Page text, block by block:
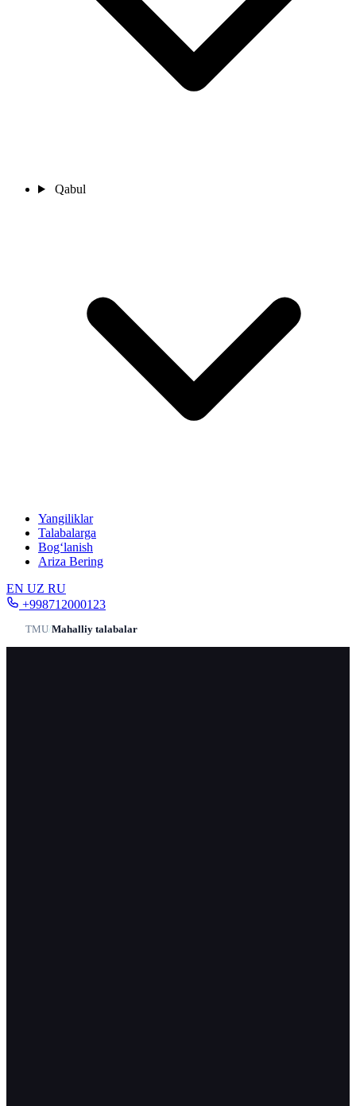
Qabul
Yangiliklar
Talabalarga
Bog‘lanish
Ariza Bering
EN UZ RU
+998712000123
TMU/Mahalliy talabalar